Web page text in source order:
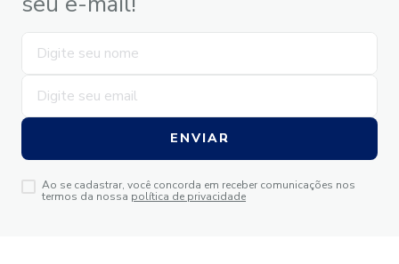
ENVIAR
Ao se cadastrar, você concorda em receber comunicações nos
termos da nossa política de privacidade